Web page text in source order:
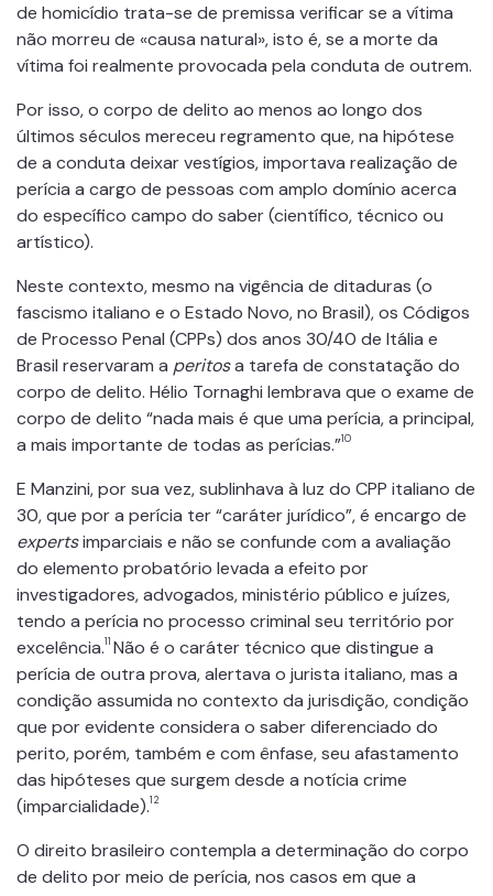
de homicídio trata-se de premissa verificar se a vítima
não morreu de «causa natural», isto é, se a morte da
vítima foi realmente provocada pela conduta de outrem.
Por isso, o corpo de delito ao menos ao longo dos
últimos séculos mereceu regramento que, na hipótese
de a conduta deixar vestígios, importava realização de
perícia a cargo de pessoas com amplo domínio acerca
do específico campo do saber (científico, técnico ou
artístico).
Neste contexto, mesmo na vigência de ditaduras (o
fascismo italiano e o Estado Novo, no Brasil), os Códigos
de Processo Penal (CPPs) dos anos 30/40 de Itália e
Brasil reservaram a peritosa tarefa de constatação do
corpo de delito. Hélio Tornaghi lembrava que o exame de
corpo de delito “nada mais é que uma perícia, a principal,
a mais importante de todas as perícias.”10
E Manzini, por sua vez, sublinhava à luz do CPP italiano de
30, que por a perícia ter “caráter jurídico”, é encargo de
expertsimparciais e não se confunde com a avaliação
do elemento probatório levada a efeito por
investigadores, advogados, ministério público e juízes,
tendo a perícia no processo criminal seu território por
excelência.11 Não é o caráter técnico que distingue a
perícia de outra prova, alertava o jurista italiano, mas a
condição assumida no contexto da jurisdição, condição
que por evidente considera o saber diferenciado do
perito, porém, também e com ênfase, seu afastamento
das hipóteses que surgem desde a notícia crime
(imparcialidade).12
O direito brasileiro contempla a determinação do corpo
de delito por meio de perícia, nos casos em que a